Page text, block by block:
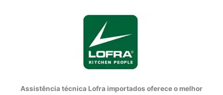
Assistência técnica Lofra importados oferece o melhor